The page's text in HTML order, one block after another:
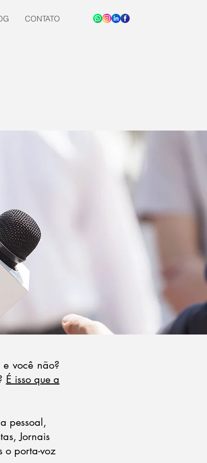
CONTATO
você não?
É isso que a
pessoal,
Jornais
o porta-voz